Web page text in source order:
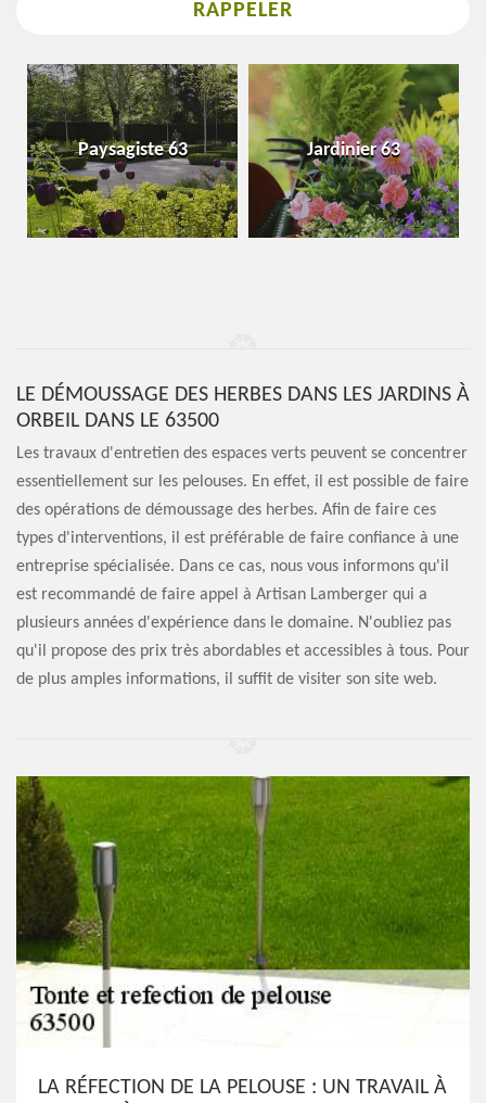
Paysagiste 63 Jardinier 63
LE DÉMOUSSAGE DES HERBES DANS LES JARDINS À
ORBEIL DANS LE 63500
Les travaux d'entretien des espaces verts peuvent se concentrer
essentiellement sur les pelouses. En effet, il est possible de faire
des opérations de démoussage des herbes. Afin de faire ces
types d'interventions, il est préférable de faire confiance à une
entreprise spécialisée. Dans ce cas, nous vous informons qu'il
est recommandé de faire appel à Artisan Lamberger qui a
plusieurs années d'expérience dans le domaine. N'oubliez pas
qu'il propose des prix très abordables et accessibles à tous. Pour
de plus amples informations, il suffit de visiter son site web.
LA RÉFECTION DE LA PELOUSE : UN TRAVAIL À